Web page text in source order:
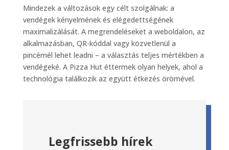
Mindezek a változások egy célt szolgálnak: a
vendégek kényelmének és elégedettségének
maximalizálását. A megrendeléseket a weboldalon, az
alkalmazásban, QR-kóddal vagy közvetlenül a
pincérnél lehet leadni – a választás teljes mértékben a
vendégeké. A Pizza Hut éttermek olyan helyek, ahol a
technológia találkozik az együtt étkezés örömével.
Legfrissebb hírek